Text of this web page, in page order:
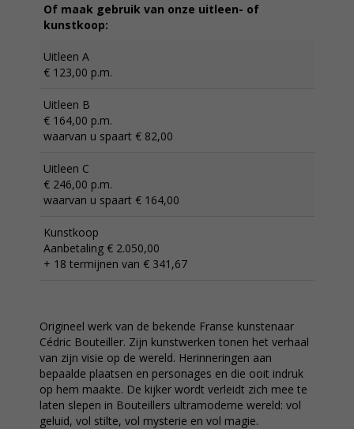
Of maak gebruik van onze uitleen- of
kunstkoop:
Uitleen A
€ 123,00 p.m.
Uitleen B
€ 164,00 p.m.
waarvan u spaart € 82,00
Uitleen C
€ 246,00 p.m.
waarvan u spaart € 164,00
Kunstkoop
Aanbetaling € 2.050,00
+ 18 termijnen van € 341,67
Origineel werk van de bekende Franse kunstenaar
Cédric Bouteiller. Zijn kunstwerken tonen het verhaal
van zijn visie op de wereld. Herinneringen aan
bepaalde plaatsen en personages en die ooit indruk
op hem maakte. De kijker wordt verleidt zich mee te
laten slepen in Bouteillers ultramoderne wereld: vol
geluid, vol stilte, vol mysterie en vol magie.